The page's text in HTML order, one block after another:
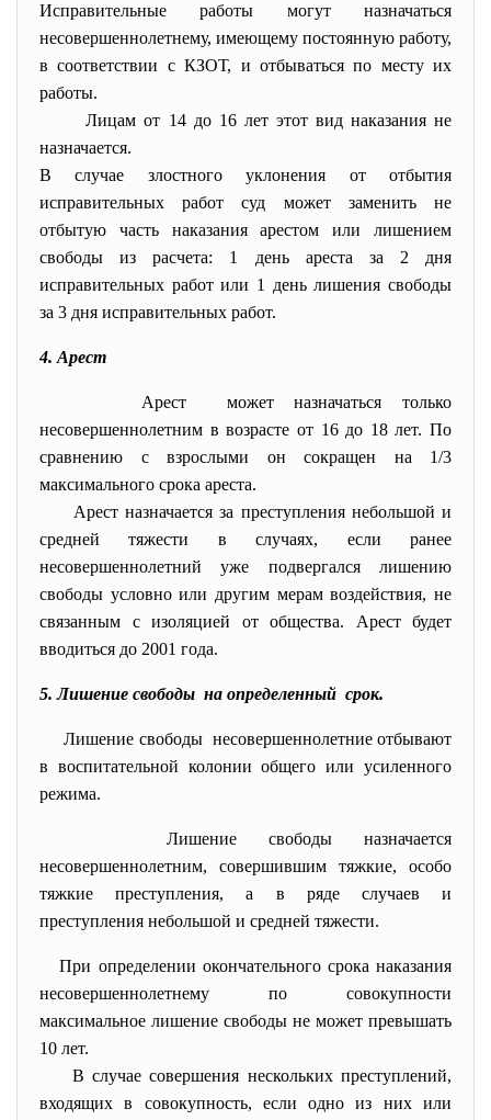
Исправительные работы могут назначаться
несовершеннолетнему, имеющему постоянную работу,
в соответствии с КЗОТ, и отбываться по месту их
работы.
Лицам от 14 до 16 лет этот вид наказания не
назначается.
В случае злостного уклонения от отбытия
исправительных работ суд может заменить не
отбытую часть наказания арестом или лишением
свободы из расчета: 1 день ареста за 2 дня
исправительных работ или 1 день лишения свободы
за 3 дня исправительных работ.
4. Арест
Арест может назначаться только
несовершеннолетним в возрасте от 16 до 18 лет. По
сравнению с взрослыми он сокращен на 1/3
максимального срока ареста.
Арест назначается за преступления небольшой и
средней тяжести в случаях, если ранее
несовершеннолетний уже подвергался лишению
свободы условно или другим мерам воздействия, не
связанным с изоляцией от общества. Арест будет
вводиться до 2001 года.
5. Лишение свободы на определенный срок.
Лишение свободы несовершеннолетние отбывают
в воспитательной колонии общего или усиленного
режима.
Лишение свободы назначается
несовершеннолетним, совершившим тяжкие, особо
тяжкие преступления, а в ряде случаев и
преступления небольшой и средней тяжести.
При определении окончательного срока наказания
несовершеннолетнему по совокупности
максимальное лишение свободы не может превышать
10 лет.
В случае совершения нескольких преступлений,
входящих в совокупность, если одно из них или